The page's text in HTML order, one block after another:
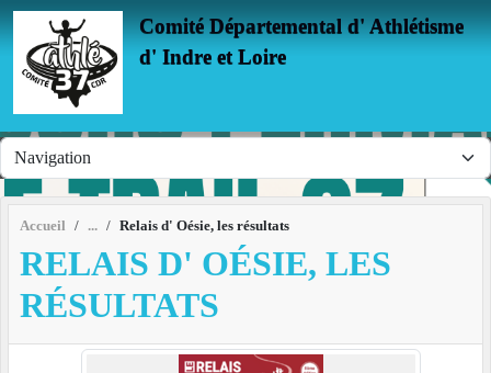
Comité Départemental d' Athlétisme
d' Indre et Loire
Accueil Relais d' Oésie, les résultats
RELAIS D' OÉSIE, LES
RÉSULTATS
Panneau de gestion des cookies